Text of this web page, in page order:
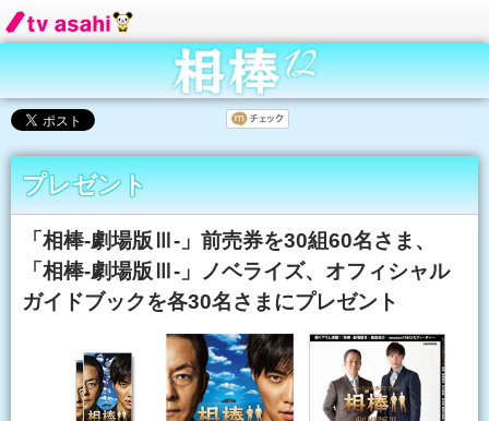
プレゼント
「相棒-劇場版Ⅲ-」前売券を30組60名さま、
「相棒-劇場版Ⅲ-」ノベライズ、オフィシャル
ガイドブックを各30名さまにプレゼント